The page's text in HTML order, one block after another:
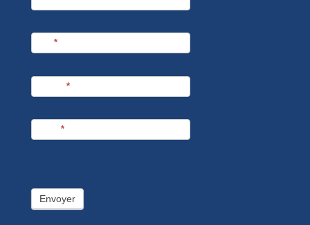
*
*
*
Envoyer